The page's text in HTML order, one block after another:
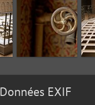
Données EXIF